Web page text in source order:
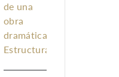
de una
obra
dramática
Estructura